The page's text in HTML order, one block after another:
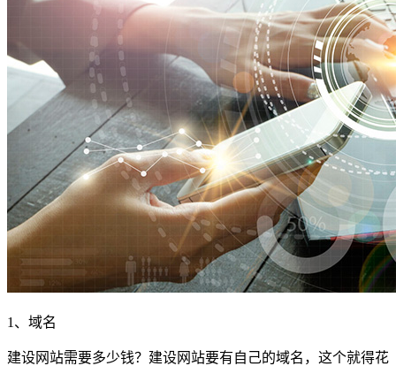
1、域名
建设网站需要多少钱？建设网站要有自己的域名，这个就得花